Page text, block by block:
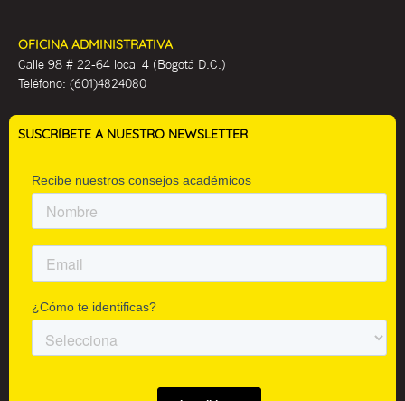
OFICINA ADMINISTRATIVA
Calle 98 # 22-64 local 4 (Bogotá D.C.)
Teléfono: (601)4824080
SUSCRÍBETE A NUESTRO NEWSLETTER